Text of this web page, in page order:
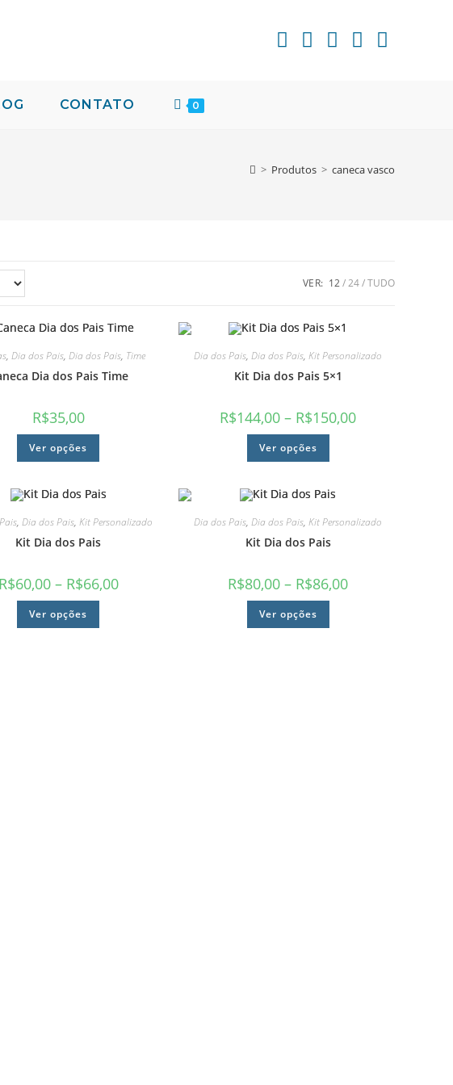
CONTATO 0
> Produtos > caneca vasco
VER: 12 24 TUDO
, Dia dos Pais, Dia dos Pais, Time
Dia dos Pais Time
R$35,00
Ver opções
Dia dos Pais,Dia dos Pais,Kit Personalizado
Kit Dia dos Pais 5×1
R$144,00 – R$150,00
Ver opções
, Dia dos Pais, Kit Personalizado
Kit Dia dos Pais
R$60,00 – R$66,00
Ver opções
Dia dos Pais,Dia dos Pais,Kit Personalizado
Kit Dia dos Pais
R$80,00 – R$86,00
Ver opções